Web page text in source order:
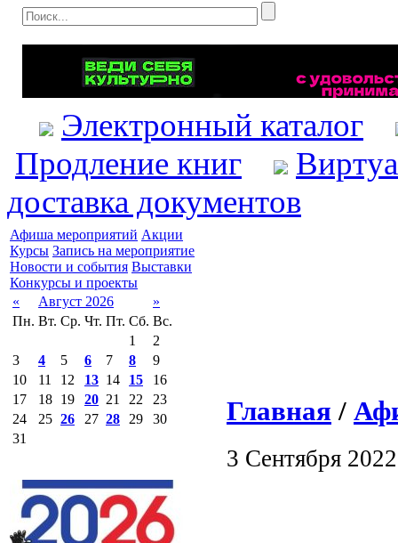
Электронный каталог
Продление книг
доставка документов
Афиша мероприятий Акции
Курсы Запись на мероприятие
Новости и события Выставки
Конкурсы и проекты
«
Август 2026
»
Пн. Вт. Ср. Чт. Пт. Сб. Вс.
1
2
3
4 5 6 7 8
9
10
11 12 13 14 15
16
17
18 19 20 21 22
23
24
25 26 27 28 29
30
31
Главная /
3 Сентября 2022